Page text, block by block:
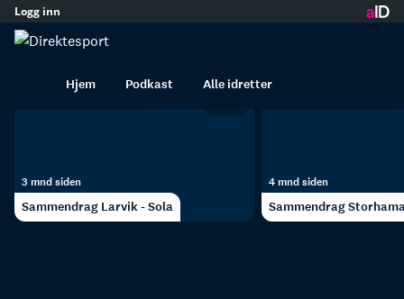
innhold
Logg inn
Hjem Podkast Alle idretter
Håndball
Høydepunkt
3 mnd siden
Sammendrag Larvik - Sola
4 mnd siden
Sammendrag